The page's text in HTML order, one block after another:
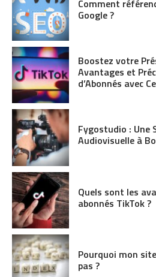
Comment
Google ?
Boostez votre
Avantages et
d’Abonnés avec
Fygostudio : Une
Audiovisuelle à
Quels sont les
abonnés TikTok ?
Pourquoi mon
pas ?